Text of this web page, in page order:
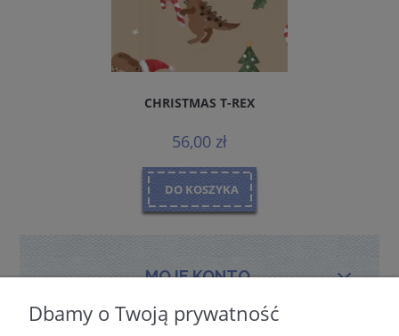
CHRISTMAS T-REX
56,00 zł
DO KOSZYKA
MOJE KONTO
Dbamy o Twoją prywatność